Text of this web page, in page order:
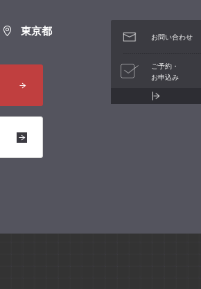
東京都 お問い合わせ
ご予約・
お申込み